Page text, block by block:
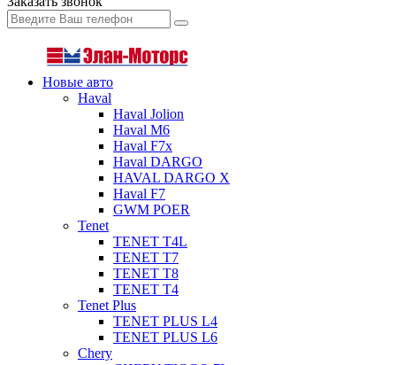
Новые авто
Haval
Haval Jolion
Haval M6
Haval F7x
Haval DARGO
HAVAL DARGO Х
Haval F7
GWM POER
Tenet
TENET T4L
TENET T7
TENET T8
TENET T4
Tenet Plus
TENET PLUS L4
TENET PLUS L6
Chery